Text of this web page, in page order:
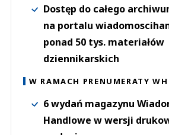
Dostęp do całego
na portalu
ponad 50 tys. materiałów
dziennikarskich
W RAMACH PRENUMERATY
6 wydań magazynu
Handlowe w wersji